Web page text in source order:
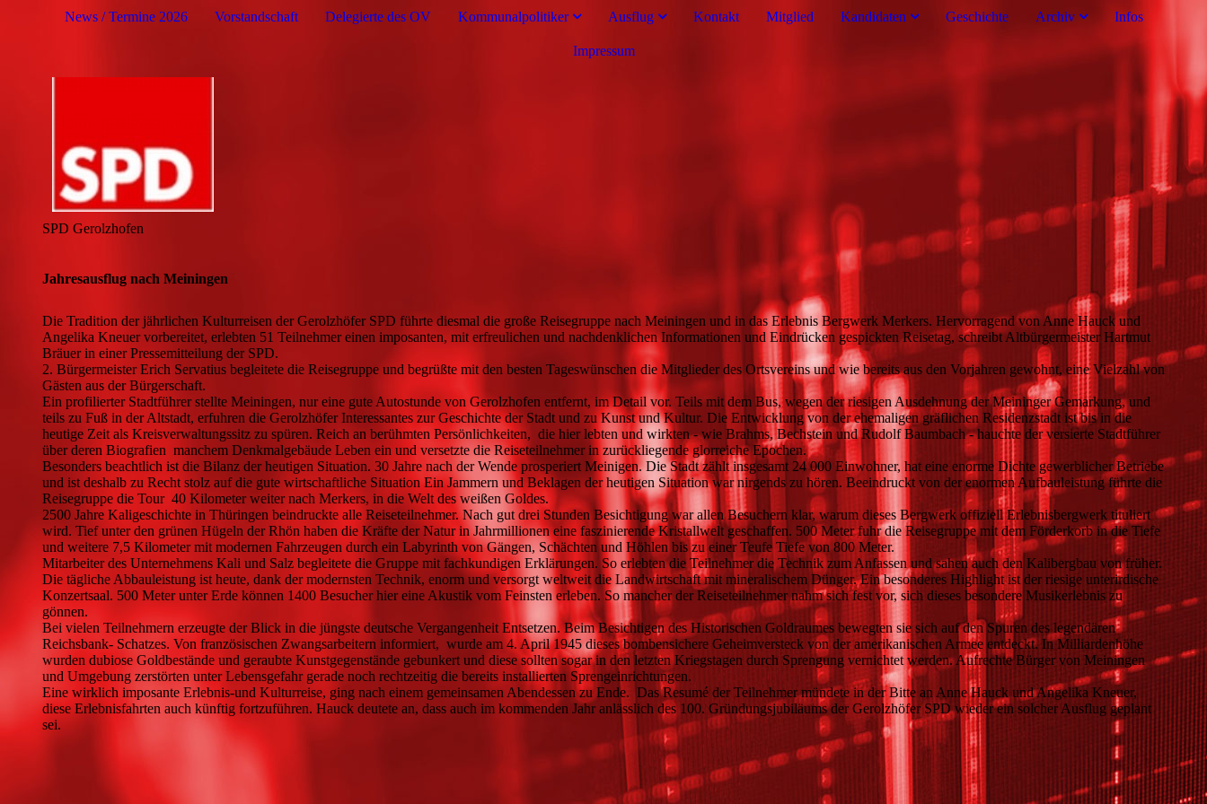
News / Termine 2026 Vorstandschaft Delegierte des OV Kommunalpolitiker Ausflug Kontakt Mitglied Kandidaten Geschichte Archiv Infos
Impressum
SPD Gerolzhofen
Jahresausflug nach Meiningen
Die Tradition der jährlichen Kulturreisen der Gerolzhöfer SPD führte diesmal die große Reisegruppe nach Meiningen und in das Erlebnis Bergwerk Merkers. Hervorragend von Anne Hauck und
Angelika Kneuer vorbereitet, erlebten 51 Teilnehmer einen imposanten, mit erfreulichen und nachdenklichen Informationen und Eindrücken gespickten Reisetag, schreibt Altbürgermeister Hartmut
Bräuer in einer Pressemitteilung der SPD.
2. Bürgermeister Erich Servatius begleitete die Reisegruppe und begrüßte mit den besten Tageswünschen die Mitglieder des Ortsvereins und wie bereits aus den Vorjahren gewohnt, eine Vielzahl von
Gästen aus der Bürgerschaft.
Ein profilierter Stadtführer stellte Meiningen, nur eine gute Autostunde von Gerolzhofen entfernt, im Detail vor. Teils mit dem Bus, wegen der riesigen Ausdehnung der Meininger Gemarkung, und
teils zu Fuß in der Altstadt, erfuhren die Gerolzhöfer Interessantes zur Geschichte der Stadt und zu Kunst und Kultur. Die Entwicklung von der ehemaligen gräflichen Residenzstadt ist bis in die
heutige Zeit als Kreisverwaltungssitz zu spüren. Reich an berühmten Persönlichkeiten, die hier lebten und wirkten - wie Brahms, Bechstein und Rudolf Baumbach - hauchte der versierte Stadtführer
über deren Biografien manchem Denkmalgebäude Leben ein und versetzte die Reiseteilnehmer in zurückliegende glorreiche Epochen.
Besonders beachtlich ist die Bilanz der heutigen Situation. 30 Jahre nach der Wende prosperiert Meinigen. Die Stadt zählt insgesamt 24 000 Einwohner, hat eine enorme Dichte gewerblicher Betriebe
und ist deshalb zu Recht stolz auf die gute wirtschaftliche Situation Ein Jammern und Beklagen der heutigen Situation war nirgends zu hören. Beeindruckt von der enormen Aufbauleistung führte die
Reisegruppe die Tour 40 Kilometer weiter nach Merkers, in die Welt des weißen Goldes.
2500 Jahre Kaligeschichte in Thüringen beindruckte alle Reiseteilnehmer. Nach gut drei Stunden Besichtigung war allen Besuchern klar, warum dieses Bergwerk offiziell Erlebnisbergwerk tituliert
wird. Tief unter den grünen Hügeln der Rhön haben die Kräfte der Natur in Jahrmillionen eine faszinierende Kristallwelt geschaffen. 500 Meter fuhr die Reisegruppe mit dem Förderkorb in die Tiefe
und weitere 7,5 Kilometer mit modernen Fahrzeugen durch ein Labyrinth von Gängen, Schächten und Höhlen bis zu einer Teufe Tiefe von 800 Meter.
Mitarbeiter des Unternehmens Kali und Salz begleitete die Gruppe mit fachkundigen Erklärungen. So erlebten die Teilnehmer die Technik zum Anfassen und sahen auch den Kalibergbau von früher.
Die tägliche Abbauleistung ist heute, dank der modernsten Technik, enorm und versorgt weltweit die Landwirtschaft mit mineralischem Dünger. Ein besonderes Highlight ist der riesige unterirdische
Konzertsaal. 500 Meter unter Erde können 1400 Besucher hier eine Akustik vom Feinsten erleben. So mancher der Reiseteilnehmer nahm sich fest vor, sich dieses besondere Musikerlebnis zu
gönnen.
Bei vielen Teilnehmern erzeugte der Blick in die jüngste deutsche Vergangenheit Entsetzen. Beim Besichtigen des Historischen Goldraumes bewegten sie sich auf den Spuren des legendären
Reichsbank- Schatzes. Von französischen Zwangsarbeitern informiert, wurde am 4. April 1945 dieses bombensichere Geheimversteck von der amerikanischen Armee entdeckt. In Milliardenhöhe
wurden dubiose Goldbestände und geraubte Kunstgegenstände gebunkert und diese sollten sogar in den letzten Kriegstagen durch Sprengung vernichtet werden. Aufrechte Bürger von Meiningen
und Umgebung zerstörten unter Lebensgefahr gerade noch rechtzeitig die bereits installierten Sprengeinrichtungen.
Eine wirklich imposante Erlebnis-und Kulturreise, ging nach einem gemeinsamen Abendessen zu Ende. Das Resumé der Teilnehmer mündete in der Bitte an Anne Hauck und Angelika Kneuer,
diese Erlebnisfahrten auch künftig fortzuführen. Hauck deutete an, dass auch im kommenden Jahr anlässlich des 100. Gründungsjubiläums der Gerolzhöfer SPD wieder ein solcher Ausflug geplant
sei.